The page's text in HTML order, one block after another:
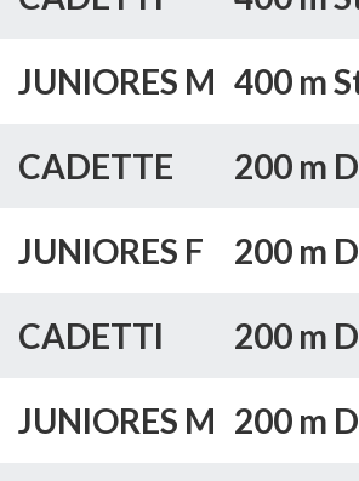
JUNIORES M 400 m
CADETTE 200 m
JUNIORES F 200 m
CADETTI 200 m
JUNIORES M 200 m